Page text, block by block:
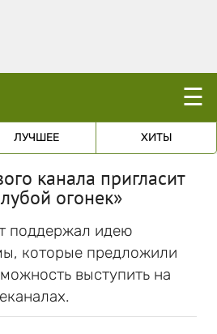
☰
ЛУЧШЕЕ ХИТЫ
канала пригласит
огонек»
поддержал идею
которые предложили
выступить на